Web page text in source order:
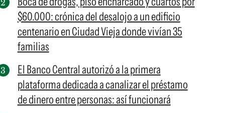
$60.000: crónica del desalojo a un edificio
centenario en Ciudad Vieja donde vivían 35
familias
El Banco Central autorizó a la primera
plataforma dedicada a canalizar el préstamo
de dinero entre personas: así funcionará